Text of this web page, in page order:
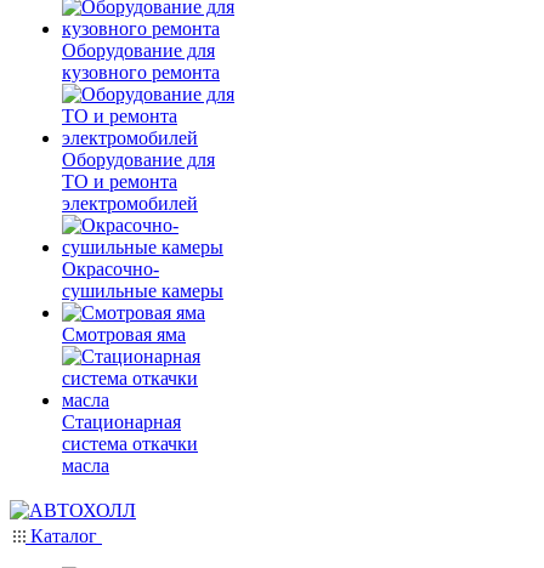
Оборудование для
кузовного ремонта
Оборудование для
ТО и ремонта
электромобилей
Окрасочно-
сушильные камеры
Смотровая яма
Стационарная
система откачки
масла
Каталог